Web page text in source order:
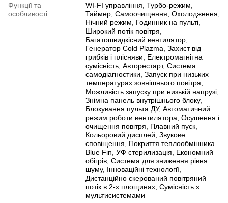
Функції та
особливості
WI-FI управління, Турбо-режим,
Таймер, Самоочищення, Охолодження,
Нічний режим, Годинник на пульті,
Широкий потік повітря,
Багатошвидкісний вентилятор,
Генератор Cold Plazma, Захист від
грибків і плісняви, Електромагнітна
сумісність, Авторестарт, Cистема
самодіагностики, Запуск при низьких
температурах зовнішнього повітря,
Можливість запуску при низькій напрузі,
Знімна панель внутрішнього блоку,
Блокування пульта ДУ, Автоматичний
режим роботи вентилятора, Осушення і
очищення повітря, Плавний пуск,
Кольоровий дисплей, Звукове
сповіщення, Покриття теплообмінника
Blue Fin, УФ стерилизація, Економний
обігрів, Система для зниження рівня
шуму, Інноваційні технології,
Дистанційно скерований повітряний
потік в 2-х площинах, Сумісність з
мультисистемами